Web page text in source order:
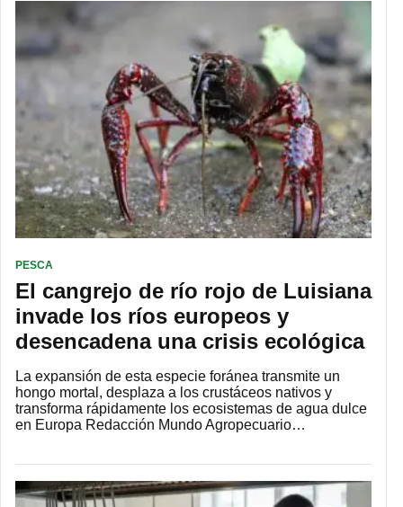
PESCA
El cangrejo de río rojo de Luisiana
invade los ríos europeos y
desencadena una crisis ecológica
La expansión de esta especie foránea transmite un
hongo mortal, desplaza a los crustáceos nativos y
transforma rápidamente los ecosistemas de agua dulce
en Europa Redacción Mundo Agropecuario…